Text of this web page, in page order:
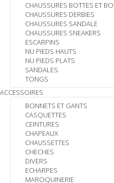
CHAUSSURES BOTTES ET
CHAUSSURES DERBIES
CHAUSSURES SANDALE
CHAUSSURES SNEAKERS
ESCARPINS
NU PIEDS HAUTS
NU PIEDS PLATS
SANDALES
TONGS
ACCESSOIRES
BONNETS ET GANTS
CASQUETTES
CEINTURES
CHAPEAUX
CHAUSSETTES
CHECHES
DIVERS
ECHARPES
MAROQUINERIE